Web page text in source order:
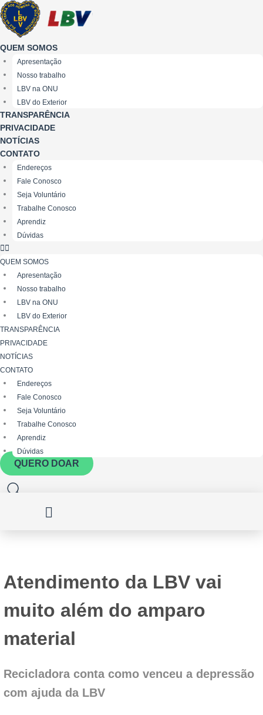
Ir
para
conteúdo
QUEM SOMOS
Apresentação
Nosso trabalho
LBV na ONU
LBV do Exterior
TRANSPARÊNCIA
PRIVACIDADE
NOTÍCIAS
CONTATO
Endereços
Fale Conosco
Seja Voluntário
Trabalhe Conosco
Aprendiz
Dúvidas
QUEM SOMOS
Apresentação
Nosso trabalho
LBV na ONU
LBV do Exterior
TRANSPARÊNCIA
PRIVACIDADE
NOTÍCIAS
CONTATO
Endereços
Fale Conosco
Seja Voluntário
Trabalhe Conosco
Aprendiz
Dúvidas
QUERO DOAR
Atendimento da LBV vai
muito além do amparo
material
Recicladora conta como venceu a depressão
com ajuda da LBV